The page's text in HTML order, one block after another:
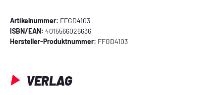
Artikelnummer: FFGD4103
ISBN/EAN: 4015566026636
Hersteller-Produktnummer: FFGD4103
VERLAG